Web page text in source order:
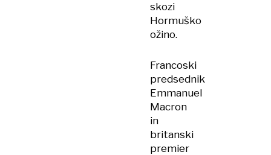
skozi
Hormuško
ožino.
Francoski
predsednik
Emmanuel
Macron
in
britanski
premier